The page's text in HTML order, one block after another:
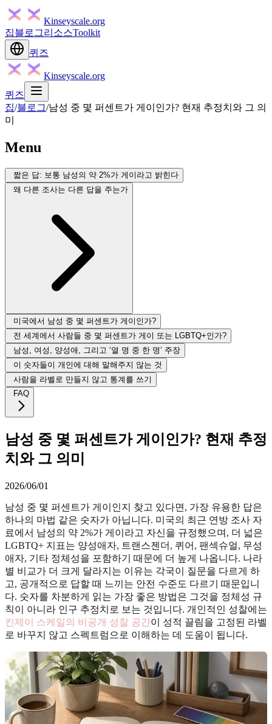
Kinseyscale.org
집블로그리소스Toolkit
퀴즈
Kinseyscale.org
퀴즈
집/블로그/남성 중 몇 퍼센트가 게이인가? 현재 추정치와 그 의
미
Menu
짧은 답: 보통 남성의 약 2%가 게이라고 밝힌다
왜 다른 조사는 다른 답을 주는가
미국에서 남성 중 몇 퍼센트가 게이인가?
전 세계에서 사람들 중 몇 퍼센트가 게이 또는 LGBTQ+인가?
남성, 여성, 양성애, 그리고 ‘열 명 중 한 명’ 주장
이 숫자들이 개인에 대해 말해주지 않는 것
사람을 라벨로 만들지 않고 통계를 쓰기
FAQ
남성 중 몇 퍼센트가 게이인가? 현재 추정
치와 그 의미
2026/06/01
남성 중 몇 퍼센트가 게이인지 찾고 있다면, 가장 유용한 답은
하나의 마법 같은 숫자가 아닙니다. 미국의 최근 연방 조사 자
료에서 남성의 약 2%가 게이라고 자신을 규정했으며, 더 넓은
LGBTQ+ 지표는 양성애자, 트랜스젠더, 퀴어, 팬섹슈얼, 무성
애자, 기타 정체성을 포함하기 때문에 더 높게 나옵니다. 나라
별 비교가 더 크게 달라지는 이유는 각국이 질문을 다르게 하
고, 공개적으로 답할 때 느끼는 안전 수준도 다르기 때문입니
다. 숫자를 차분하게 읽는 가장 좋은 방법은 그것을 정체성 규
칙이 아니라 인구 추정치로 보는 것입니다. 개인적인 성찰에는
킨제이 스케일의 비공개 성찰 공간이 성적 끌림을 고정된 라벨
로 바꾸지 않고 스펙트럼으로 이해하는 데 도움이 됩니다.